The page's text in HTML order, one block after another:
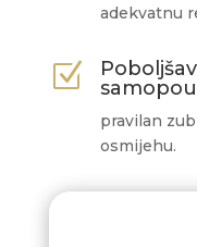
adekvatnu
Z
pravilan
osmijehu.